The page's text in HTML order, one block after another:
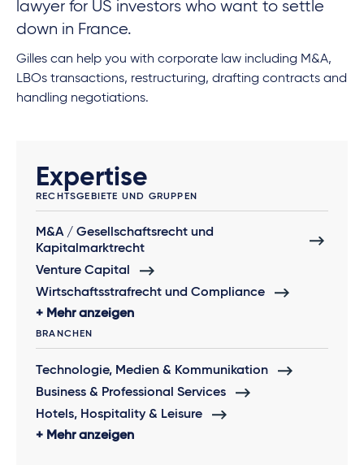
lawyer for US investors who want to settle
down in France.
Gilles can help you with corporate law including M&A,
LBOs transactions, restructuring, drafting contracts and
handling negotiations.
Expertise
RECHTSGEBIETE UND GRUPPEN
M&A / Gesellschaftsrecht und
Kapitalmarktrecht
Venture Capital
Wirtschaftsstrafrecht und Compliance
Mehr anzeigen
BRANCHEN
Technologie, Medien & Kommunikation
Business & Professional Services
Hotels, Hospitality & Leisure
Mehr anzeigen